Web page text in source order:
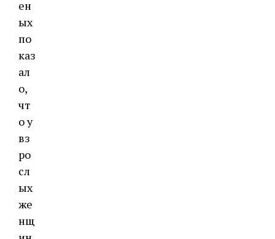
ен
ых
по
каз
ал
о,
чт
о у
вз
ро
сл
ых
же
нщ